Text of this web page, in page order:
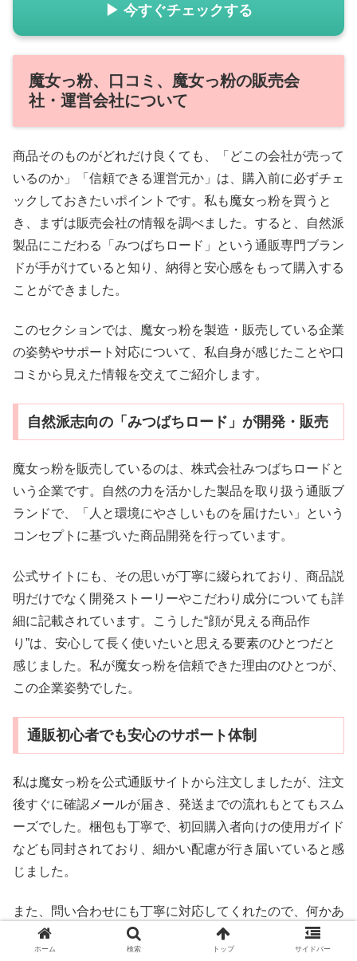
▶ 今すぐチェックする
魔女っ粉、口コミ、魔女っ粉の販売会
社・運営会社について
商品そのものがどれだけ良くても、「どこの会社が売って
いるのか」「信頼できる運営元か」は、購入前に必ずチェ
ックしておきたいポイントです。私も魔女っ粉を買うと
き、まずは販売会社の情報を調べました。すると、自然派
製品にこだわる「みつばちロード」という通販専門ブラン
ドが手がけていると知り、納得と安心感をもって購入する
ことができました。
このセクションでは、魔女っ粉を製造・販売している企業
の姿勢やサポート対応について、私自身が感じたことや口
コミから見えた情報を交えてご紹介します。
自然派志向の「みつばちロード」が開発・販売
魔女っ粉を販売しているのは、株式会社みつばちロードと
いう企業です。自然の力を活かした製品を取り扱う通販ブ
ランドで、「人と環境にやさしいものを届けたい」という
コンセプトに基づいた商品開発を行っています。
公式サイトにも、その思いが丁寧に綴られており、商品説
明だけでなく開発ストーリーやこだわり成分についても詳
細に記載されています。こうした“顔が見える商品作
り”は、安心して長く使いたいと思える要素のひとつだと
感じました。私が魔女っ粉を信頼できた理由のひとつが、
この企業姿勢でした。
通販初心者でも安心のサポート体制
私は魔女っ粉を公式通販サイトから注文しましたが、注文
後すぐに確認メールが届き、発送までの流れもとてもスム
ーズでした。梱包も丁寧で、初回購入者向けの使用ガイド
なども同封されており、細かい配慮が行き届いていると感
じました。
また、問い合わせにも丁寧に対応してくれたので、何かあ
ったときの安心感があります。口コミでも「配送や対応が
早い」「疑問にもすぐ答えてもらえた」という声が多く、
ホーム 検索 トップ サイドバー